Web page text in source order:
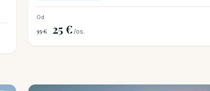
Od
35 € 25 € /os.